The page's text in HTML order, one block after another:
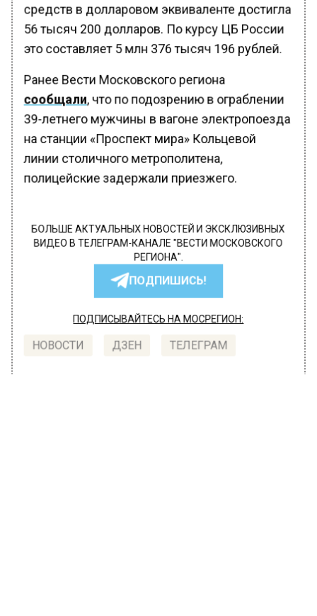
средств в долларовом эквиваленте достигла
56 тысяч 200 долларов. По курсу ЦБ России
это составляет 5 млн 376 тысяч 196 рублей.
Ранее Вести Московского региона
сообщали, что по подозрению в ограблении
39-летнего мужчины в вагоне электропоезда
на станции «Проспект мира» Кольцевой
линии столичного метрополитена,
полицейские задержали приезжего.
БОЛЬШЕ АКТУАЛЬНЫХ НОВОСТЕЙ И ЭКСКЛЮЗИВНЫХ
ВИДЕО В ТЕЛЕГРАМ-КАНАЛЕ "ВЕСТИ МОСКОВСКОГО
РЕГИОНА".
ПОДПИШИСЬ!
ПОДПИСЫВАЙТЕСЬ НА МОСРЕГИОН:
НОВОСТИ ДЗЕН ТЕЛЕГРАМ